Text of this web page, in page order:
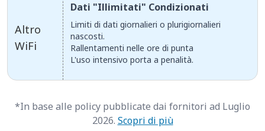
Altro
WiFi
Dati "Illimitati" Condizionati
Limiti di dati giornalieri o plurigiornalieri
nascosti.
Rallentamenti nelle ore di punta
L'uso intensivo porta a penalità.
*In base alle policy pubblicate dai fornitori ad Luglio
2026. Scopri di più